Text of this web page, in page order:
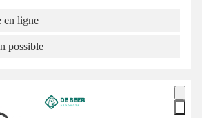
en ligne
possible